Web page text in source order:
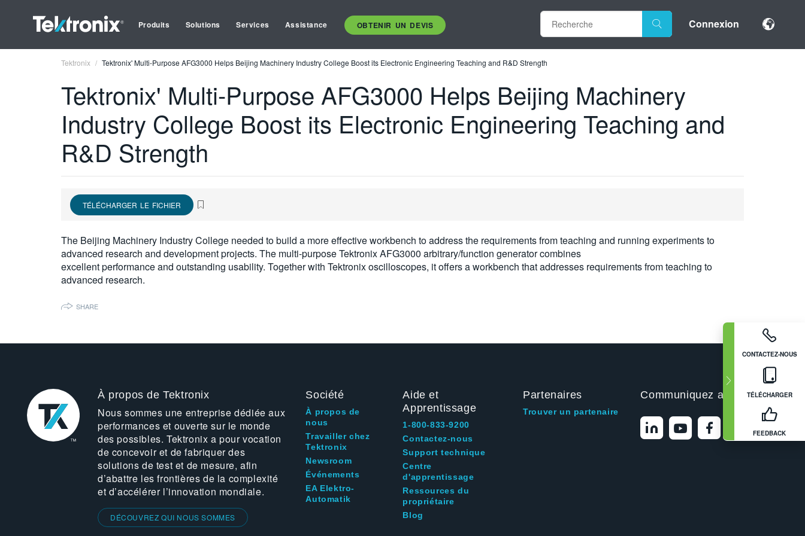
Produits Solutions Services Assistance OBTENIR UN DEVIS Connexion
CONTACTEZ-NOUS
TÉLÉCHARGER
FEEDBACK
Tektronix Tektronix' Multi-Purpose AFG3000 Helps Beijing Machinery Industry College Boost its Electronic Engineering Teaching and R&D Strength
Tektronix' Multi-Purpose AFG3000 Helps Beijing Machinery
Industry College Boost its Electronic Engineering Teaching and
R&D Strength
TÉLÉCHARGER LE FICHIER
The Beijing Machinery Industry College needed to build a more effective workbench to address the requirements from teaching and running experiments to
advanced research and development projects. The multi-purpose Tektronix AFG3000 arbitrary/function generator combines
excellent performance and outstanding usability. Together with Tektronix oscilloscopes, it offers a workbench that addresses requirements from teaching to
advanced research.
SHARE
À propos de Tektronix
Nous sommes une entreprise dédiée aux
performances et ouverte sur le monde
des possibles. Tektronix a pour vocation
de concevoir et de fabriquer des
solutions de test et de mesure, afin
d’abattre les frontières de la complexité
et d’accélérer l’innovation mondiale.
DÉCOUVREZ QUI NOUS SOMMES
Société
À propos de
nous
Travailler chez
Tektronix
Newsroom
Événements
EA Elektro-
Automatik
Aide et
Apprentissage
1-800-833-9200
Contactez-nous
Support technique
Centre
d'apprentissage
Ressources du
propriétaire
Blog
Partenaires
Trouver un partenaire
Communiquez avec nous